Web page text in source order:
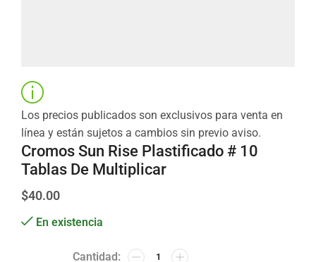
Los precios publicados son exclusivos para venta en
línea y están sujetos a cambios sin previo aviso.
Cromos Sun Rise Plastificado # 10
Tablas De Multiplicar
$40.00
En existencia